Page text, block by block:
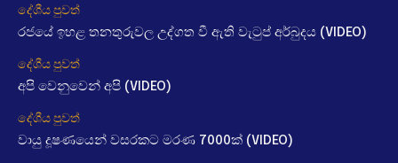
දේශීය පුවත්
රජයේ ඉහළ තනතුරුවල උද්ගත වී ඇති වැටුප් අර්බුදය (VIDEO)
දේශීය පුවත්
අපි වෙනුවෙන් අපි (VIDEO)
දේශීය පුවත්
වායු දූෂණයෙන් වසරකට මරණ 7000ක් (VIDEO)